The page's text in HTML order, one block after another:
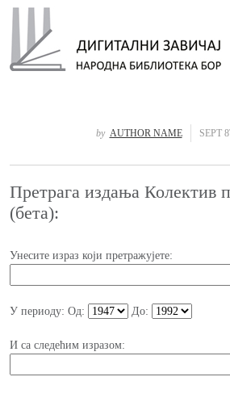
by AUTHOR NAME SEPT
Претрага издања Колектив
(бета):
Унесите израз који претражујете:
У периоду: Од: До:
И са следећим изразом: